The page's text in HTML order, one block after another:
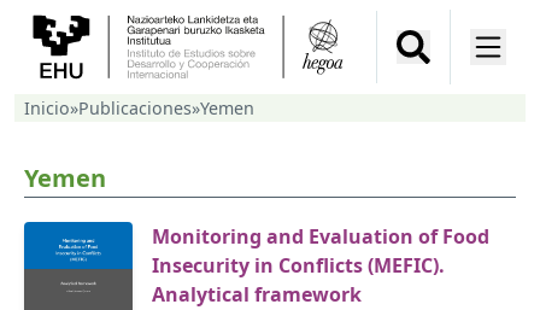
Inicio»Publicaciones»Yemen
Yemen
Monitoring and Evaluation of Food
Insecurity in Conflicts (MEFIC).
Analytical framework